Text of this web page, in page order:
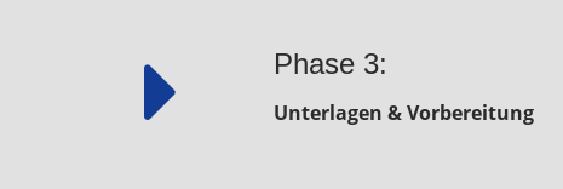
Phase 3:
Unterlagen & Vorbereitung